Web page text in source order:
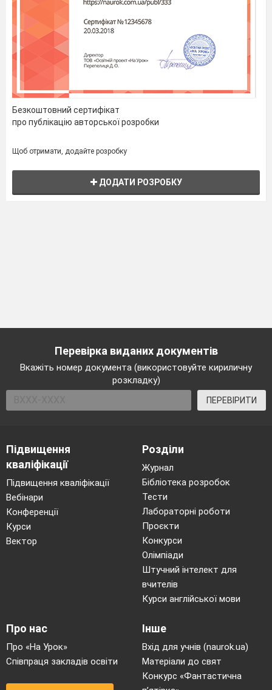
Безкоштовний сертифікат
про публікацію авторської розробки
Щоб отримати, додайте розробку
ДОДАТИ РОЗРОБКУ
Перевірка виданих документів
Вкажіть номер документа (використовуйте кириличну
розкладку)
ПЕРЕВІРИТИ
Підвищення
кваліфікації
Підвищення кваліфікації
Вебінари
Конференції
Курси
Вектор
Розділи
Журнал
Бібліотека розробок
Тести
Лабораторні роботи
Проєкти
Конкурси
Олімпіади
Штучний інтелект для
вчителів
Курси англійської мови
Про нас
Про «На Урок»
Співпраця закладів освіти
Інше
Вхід для учнів (naurok.ua)
Матеріали до свят
Конкурс «Фантастична